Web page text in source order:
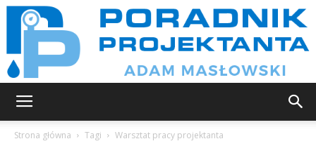
Strona główna Tagi Warsztat pracy projektanta